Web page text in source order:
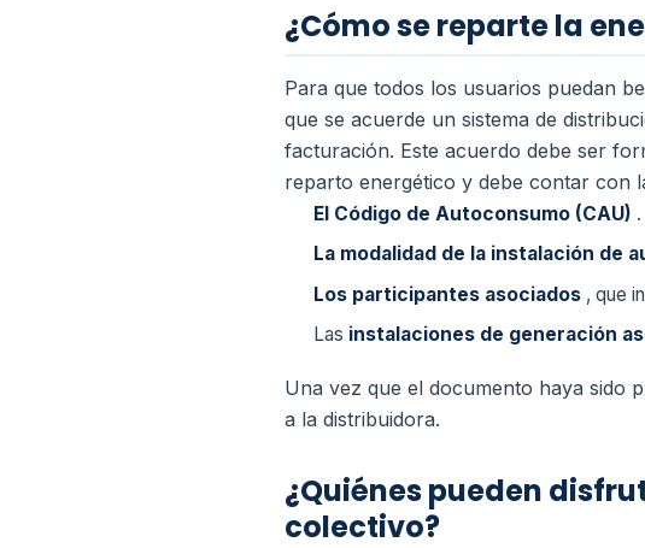
¿Cómo se reparte la
Para que todos los usuarios puedan
que se acuerde un sistema de
facturación. Este acuerdo debe ser
reparto energético y debe contar con
El Código de Autoconsumo (CAU) .
La modalidad de la instalación de
Los participantes asociados , que
Las instalaciones de generación
Una vez que el documento haya sido
a la distribuidora.
¿Quiénes pueden
colectivo?